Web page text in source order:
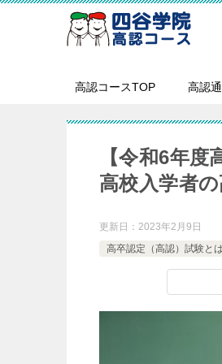
高認コースTOP 高認
【令和6年
高校入学者
更新日： 2023年2月9日
高卒認定（高認）試験とは